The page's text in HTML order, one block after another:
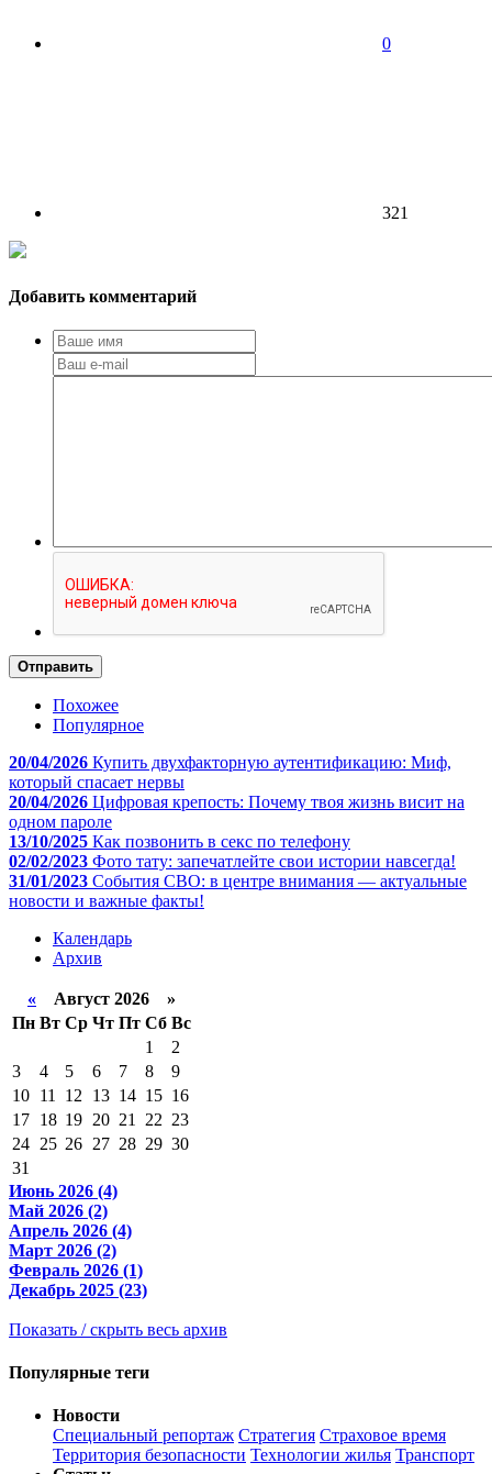
0
321
Добавить комментарий
Отправить
Похожее
Популярное
20/04/2026 Купить двухфакторную аутентификацию: Миф,
который спасает нервы
20/04/2026 Цифровая крепость: Почему твоя жизнь висит на
одном пароле
13/10/2025 Как позвонить в секс по телефону
02/02/2023 Фото тату: запечатлейте свои истории навсегда!
31/01/2023 События СВО: в центре внимания — актуальные
новости и важные факты!
Календарь
Архив
« Август 2026 »
Пн Вт Ср Чт Пт Сб Вс
1
2
3
4 5 6 7 8
9
10 11 12 13 14 15 16
17 18 19 20 21 22 23
24 25 26 27 28 29 30
31
Июнь 2026 (4)
Май 2026 (2)
Апрель 2026 (4)
Март 2026 (2)
Февраль 2026 (1)
Декабрь 2025 (23)
Показать / скрыть весь архив
Популярные теги
Новости
Специальный репортаж Стратегия Страховое время
Территория безопасности Технологии жилья Транспорт